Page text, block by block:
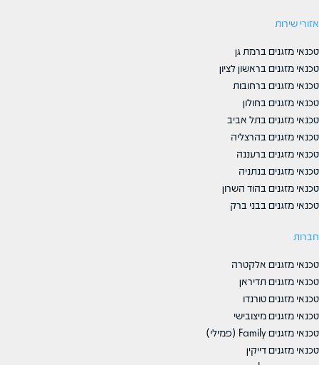
אזורי שירות
טכנאי מזגנים ברמת גן
טכנאי מזגנים בראשון לציון
טכנאי מזגנים ברחובות
טכנאי מזגנים בחולון
טכנאי מזגנים בתל אביב
טכנאי מזגנים בהרצליה
טכנאי מזגנים ברעננה
טכנאי מזגנים בנתניה
טכנאי מזגנים בהוד השרון
טכנאי מזגנים בבני ברק
חברות
טכנאי מזגנים אלקטרה
טכנאי מזגנים תדיראן
טכנאי מזגנים טורנדו
טכנאי מזגנים מיצובישי
טכנאי מזגנים Family (פמילי)
טכנאי מזגנים דייקין